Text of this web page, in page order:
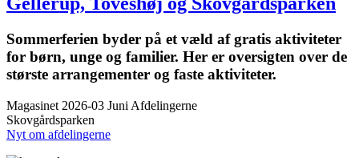
Sommer­ferien byder på et væld af gratis aktiviteter
for børn, unge og familier. Her er oversigten over de
største arrangementer og faste aktiviteter.
Magasinet 2026-03 Juni Afdelingerne
Skovgårdsparken
Nyt om afdelingerne